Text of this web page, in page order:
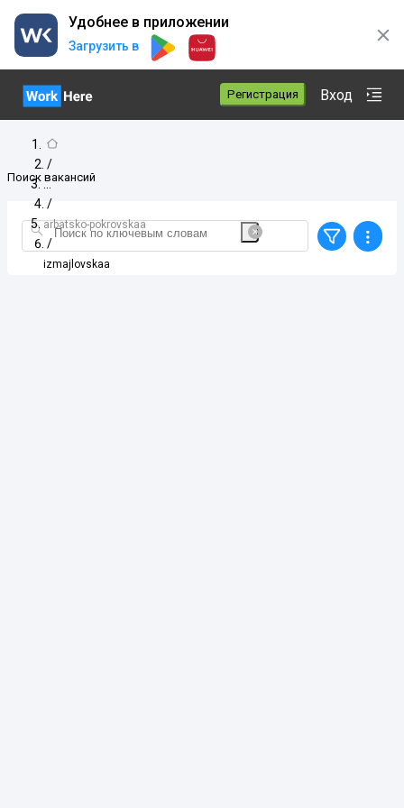
Удобнее в приложении
Загрузить в
Регистрация Вход
/
/
arbatsko-pokrovskaa
/
izmajlovskaa
Поиск вакансий